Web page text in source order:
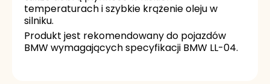
temperaturach i szybkie krążenie oleju w
silniku.
Produkt jest rekomendowany do pojazdów
BMW wymagających specyfikacji BMW LL-04.